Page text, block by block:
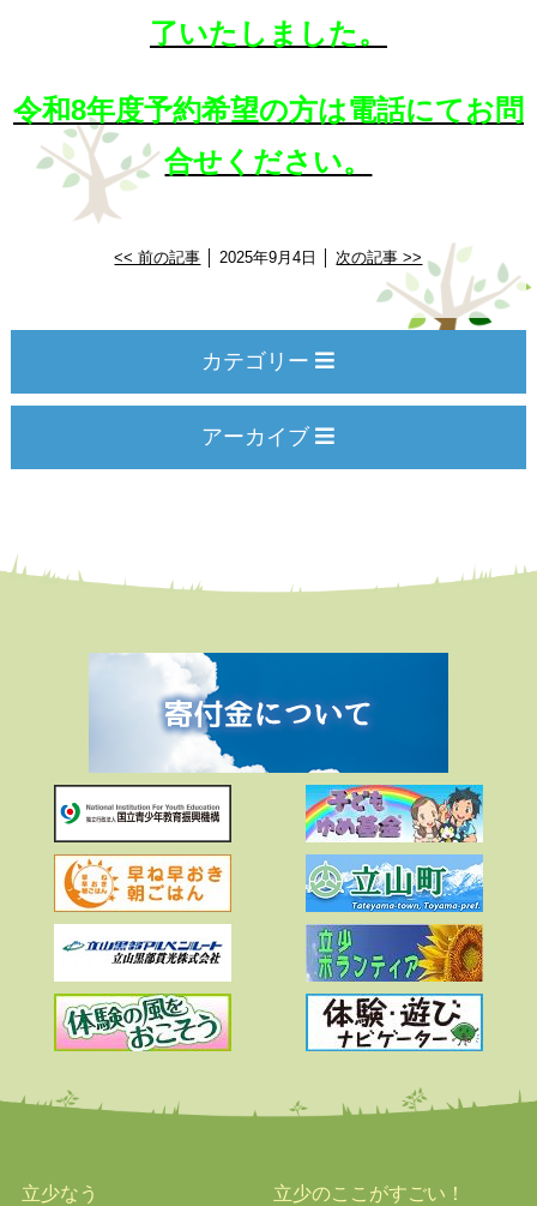
了いたしました。
令和8年度予約希望の方は電話にてお問
合せください。
<< 前の記事 │ 2025年9月4日 │次の記事 >>
カテゴリー
アーカイブ
立少なう 立少のここがすごい！